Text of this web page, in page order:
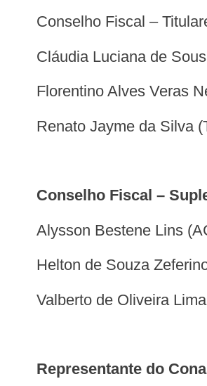
Conselho Fiscal –
Cláudia Luciana de
Florentino Alves Veras
Renato Jayme da Silva
Conselho Fiscal –
Alysson Bestene Lins
Helton de Souza
Valberto de Oliveira
Representante do